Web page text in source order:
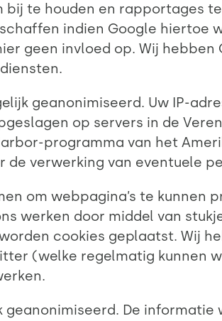
bij te houden en rapportages
indien Google
geen invloed op. Wij
geanonimiseerd. Uw IP-
op servers in de
programma van het
verwerking van eventuele
om webpagina’s te kunnen
werken door middel van
cookies geplaatst. Wij
(welke regelmatig kunnen
De